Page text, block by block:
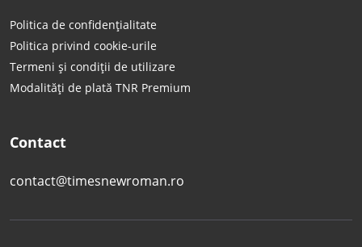
Politica de confidențialitate
Politica privind cookie-urile
Termeni și condiții de utilizare
Modalități de plată TNR Premium
Contact
contact@timesnewroman.ro